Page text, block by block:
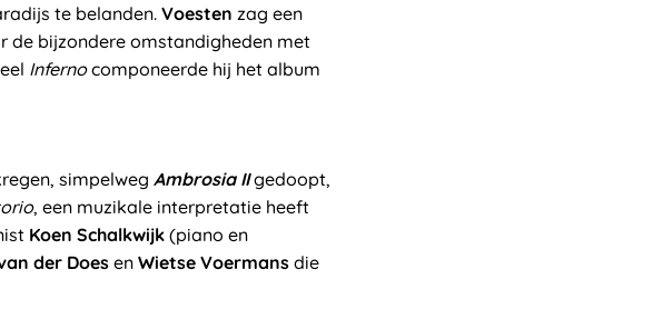
te belanden. Voesten zag een
de bijzondere omstandigheden met
Infernocomponeerde hij het album
simpelweg Ambrosia IIgedoopt,
, een muzikale interpretatie heeft
Koen Schalkwijk (piano en
der Does en Wietse Voermans die